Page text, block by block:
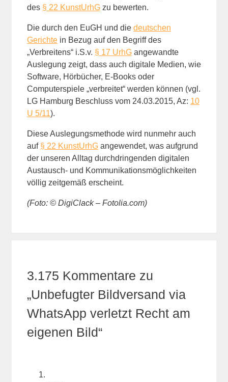
des § 22 KunstUrhG zu bewerten.
Die durch den EuGH und die deutschen
Gerichte in Bezug auf den Begriff des
„Verbreitens“ i.S.v. § 17 UrhG angewandte
Auslegung zeigt, dass auch digitale Medien, wie
Software, Hörbücher, E-Books oder
Computerspiele „verbreitet“ werden können (vgl.
LG Hamburg Beschluss vom 24.03.2015, Az: 10
U 5/11).
Diese Auslegungsmethode wird nunmehr auch
auf § 22 KunstUrhG angewendet, was aufgrund
der unseren Alltag durchdringenden digitalen
Austausch- und Kommunikationsmöglichkeiten
völlig zeitgemäß erscheint.
(Foto: © DigiClack – Fotolia.com)
3.175 Kommentare zu
„Unbefugter Bildversand via
WhatsApp verletzt Recht am
eigenen Bild“